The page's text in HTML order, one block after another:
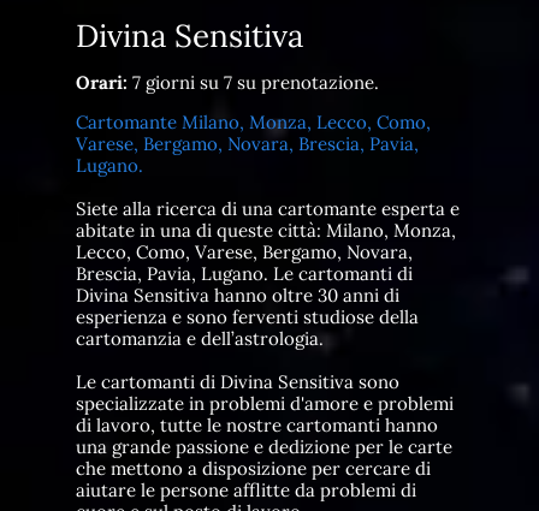
Divina Sensitiva
Orari: 7 giorni su 7 su prenotazione.
Cartomante Milano, Monza, Lecco, Como,
Varese, Bergamo, Novara, Brescia, Pavia,
Lugano.
Siete alla ricerca di una cartomante esperta e
abitate in una di queste città: Milano, Monza,
Lecco, Como, Varese, Bergamo, Novara,
Brescia, Pavia, Lugano. Le cartomanti di
Divina Sensitiva hanno oltre 30 anni di
esperienza e sono ferventi studiose della
cartomanzia e dell’astrologia.
Le cartomanti di Divina Sensitiva sono
specializzate in problemi d'amore e problemi
di lavoro, tutte le nostre cartomanti hanno
una grande passione e dedizione per le carte
che mettono a disposizione per cercare di
aiutare le persone afflitte da problemi di